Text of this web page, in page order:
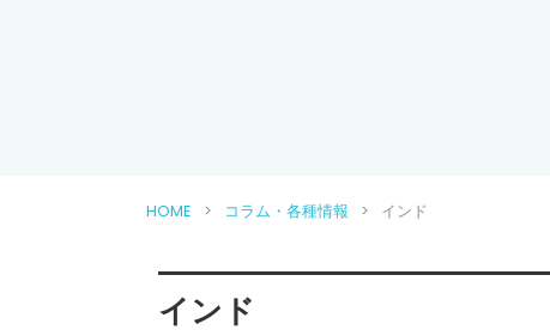
HOME コラム・各種情報 インド
インド